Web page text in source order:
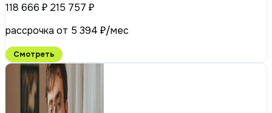
118 666 ₽ 215 757 ₽
рассрочка от 5 394 ₽/мес
Смотреть